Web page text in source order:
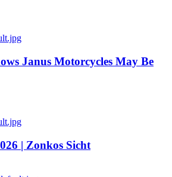
Janus Motorcycles May Be
| Zonkos Sicht